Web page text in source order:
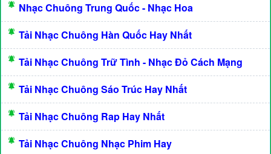
Nhạc Chuông Trung Quốc - Nhạc Hoa
Tải Nhạc Chuông Hàn Quốc Hay Nhất
Tải Nhạc Chuông Trữ Tình - Nhạc Đỏ Cách Mạng
Tải Nhạc Chuông Sáo Trúc Hay Nhất
Tải Nhạc Chuông Rap Hay Nhất
Tải Nhạc Chuông Nhạc Phim Hay